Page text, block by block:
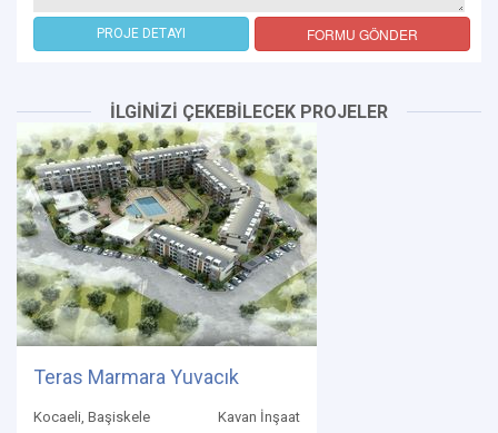
PROJE DETAYI FORMU GÖNDER
İLGİNİZİ ÇEKEBİLECEK PROJELER
Teras Marmara Yuvacık
Kocaeli, Başiskele Kavan İnşaat